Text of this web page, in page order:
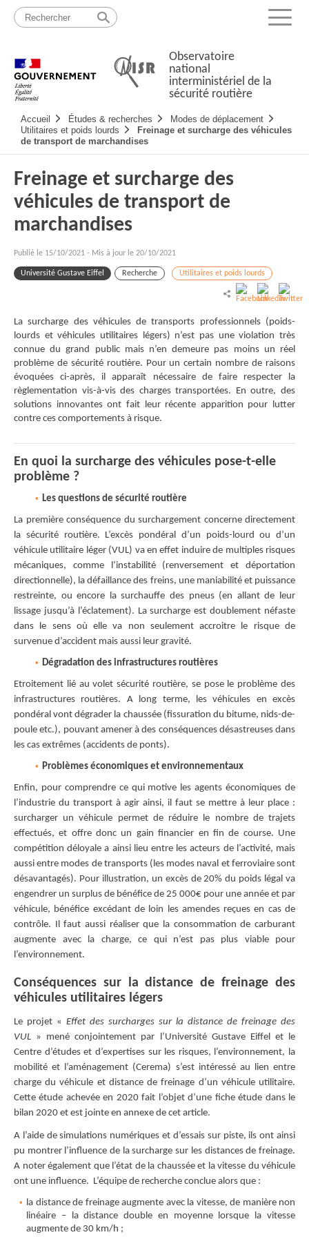
Passer
contenu
Menu
Observatoire
national
interministériel de la
sécurité routière
principale
Accueil Études & recherches
Modes de déplacement
Utilitaires et poids lourds
Freinage et surcharge des véhicules
de transport de marchandises
Freinage et surcharge des
véhicules de transport de
marchandises
Publié le 15/10/2021 - Mis à jour le 20/10/2021
Université Gustave Eiffel Recherche Utilitaires et poids lourds
La surcharge des véhicules de transports professionnels (poids-
lourds et véhicules utilitaires légers) n’est pas une violation très
connue du grand public mais n’en demeure pas moins un réel
problème de sécurité routière. Pour un certain nombre de raisons
évoquées ci-après, il apparaît nécessaire de faire respecter la
règlementation vis-à-vis des charges transportées. En outre, des
solutions innovantes ont fait leur récente apparition pour lutter
contre ces comportements à risque.
En quoi la surcharge des véhicules pose-t-elle
problème ?
Les questions de sécurité routière
La première conséquence du surchargement concerne directement
la sécurité routière. L’excès pondéral d’un poids-lourd ou d’un
véhicule utilitaire léger (VUL) va en effet induire de multiples risques
mécaniques, comme l’instabilité (renversement et déportation
directionnelle), la défaillance des freins, une maniabilité et puissance
restreinte, ou encore la surchauffe des pneus (en allant de leur
lissage jusqu’à l’éclatement). La surcharge est doublement néfaste
dans le sens où elle va non seulement accroitre le risque de
survenue d’accident mais aussi leur gravité.
Dégradation des infrastructures routières
Etroitement lié au volet sécurité routière, se pose le problème des
infrastructures routières. A long terme, les véhicules en excès
pondéral vont dégrader la chaussée (fissuration du bitume, nids-de-
poule etc.), pouvant amener à des conséquences désastreuses dans
les cas extrêmes (accidents de ponts).
Problèmes économiques et environnementaux
Enfin, pour comprendre ce qui motive les agents économiques de
l’industrie du transport à agir ainsi, il faut se mettre à leur place :
surcharger un véhicule permet de réduire le nombre de trajets
effectués, et offre donc un gain financier en fin de course. Une
compétition déloyale a ainsi lieu entre les acteurs de l’activité, mais
aussi entre modes de transports (les modes naval et ferroviaire sont
désavantagés). Pour illustration, un excès de 20% du poids légal va
engendrer un surplus de bénéfice de 25 000€ pour une année et par
véhicule, bénéfice excédant de loin les amendes reçues en cas de
contrôle. Il faut aussi réaliser que la consommation de carburant
augmente avec la charge, ce qui n’est pas plus viable pour
l’environnement.
Conséquences sur la distance de freinage des
véhicules utilitaires légers
Le projet « Effet des surcharges sur la distance de freinage des
VUL » mené conjointement par l’Université Gustave Eiffel et le
Centre d’études et d’expertises sur les risques, l’environnement, la
mobilité et l’aménagement (Cerema) s’est intéressé au lien entre
charge du véhicule et distance de freinage d’un véhicule utilitaire.
Cette étude achevée en 2020 fait l’objet d’une fiche étude dans le
bilan 2020 et est jointe en annexe de cet article.
A l’aide de simulations numériques et d’essais sur piste, ils ont ainsi
pu montrer l’influence de la surcharge sur les distances de freinage.
A noter également que l’état de la chaussée et la vitesse du véhicule
ont une influence. L’équipe de recherche conclue alors que :
la distance de freinage augmente avec la vitesse, de manière non
linéaire – la distance double en moyenne lorsque la vitesse
augmente de 30 km/h ;